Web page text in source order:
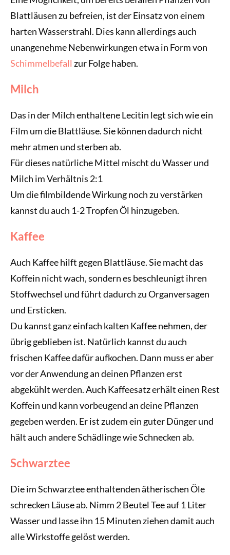
Blattläusen zu befreien, ist der Einsatz von einem
harten Wasserstrahl. Dies kann allerdings auch
unangenehme Nebenwirkungen etwa in Form von
Schimmelbefall zur Folge haben.
Milch
Das in der Milch enthaltene Lecitin legt sich wie ein
Film um die Blattläuse. Sie können dadurch nicht
mehr atmen und sterben ab.
Für dieses natürliche Mittel mischt du Wasser und
Milch im Verhältnis 2:1
Um die filmbildende Wirkung noch zu verstärken
kannst du auch 1-2 Tropfen Öl hinzugeben.
Kaffee
Auch Kaffee hilft gegen Blattläuse. Sie macht das
Koffein nicht wach, sondern es beschleunigt ihren
Stoffwechsel und führt dadurch zu Organversagen
und Ersticken.
Du kannst ganz einfach kalten Kaffee nehmen, der
übrig geblieben ist. Natürlich kannst du auch
frischen Kaffee dafür aufkochen. Dann muss er aber
vor der Anwendung an deinen Pflanzen erst
abgekühlt werden. Auch Kaffeesatz erhält einen Rest
Koffein und kann vorbeugend an deine Pflanzen
gegeben werden. Er ist zudem ein guter Dünger und
hält auch andere Schädlinge wie Schnecken ab.
Schwarztee
Die im Schwarztee enthaltenden ätherischen Öle
schrecken Läuse ab. Nimm 2 Beutel Tee auf 1 Liter
Wasser und lasse ihn 15 Minuten ziehen damit auch
alle Wirkstoffe gelöst werden.